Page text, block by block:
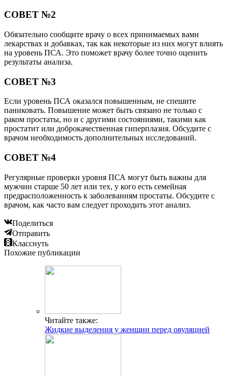
СОВЕТ №2
Обязательно сообщите врачу о всех принимаемых вами
лекарствах и добавках, так как некоторые из них могут влиять
на уровень ПСА. Это поможет врачу более точно оценить
результаты анализа.
СОВЕТ №3
Если уровень ПСА оказался повышенным, не спешите
паниковать. Повышение может быть связано не только с
раком простаты, но и с другими состояниями, такими как
простатит или доброкачественная гиперплазия. Обсудите с
врачом необходимость дополнительных исследований.
СОВЕТ №4
Регулярные проверки уровня ПСА могут быть важны для
мужчин старше 50 лет или тех, у кого есть семейная
предрасположенность к заболеваниям простаты. Обсудите с
врачом, как часто вам следует проходить этот анализ.
Поделиться
Отправить
Класснуть
Похожие публикации
Читайте также:
Жидкие выделения у женщин перед овуляцией